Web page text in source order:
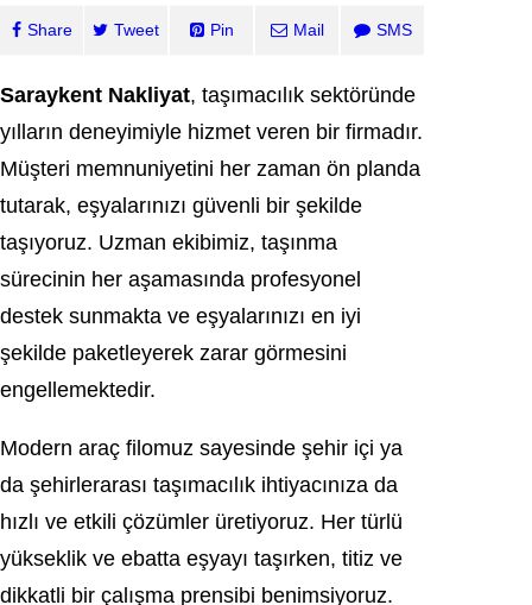
Share Tweet Pin Mail SMS
Saraykent Nakliyat, taşımacılık sektöründe
yılların deneyimiyle hizmet veren bir firmadır.
Müşteri memnuniyetini her zaman ön planda
tutarak, eşyalarınızı güvenli bir şekilde
taşıyoruz. Uzman ekibimiz, taşınma
sürecinin her aşamasında profesyonel
destek sunmakta ve eşyalarınızı en iyi
şekilde paketleyerek zarar görmesini
engellemektedir.
Modern araç filomuz sayesinde şehir içi ya
da şehirlerarası taşımacılık ihtiyacınıza da
hızlı ve etkili çözümler üretiyoruz. Her türlü
yükseklik ve ebatta eşyayı taşırken, titiz ve
dikkatli bir çalışma prensibi benimsiyoruz.